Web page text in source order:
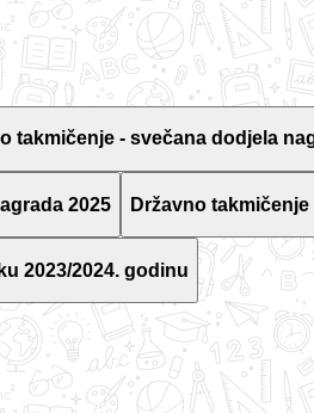
takmičenje - svečana dodjela
2025 Državno
2023/2024. godinu